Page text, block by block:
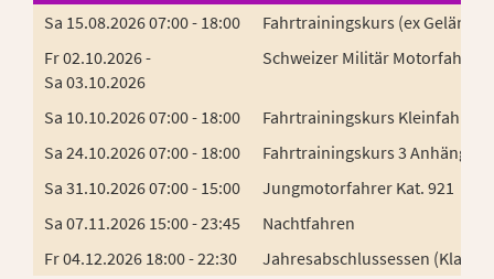
Sa 15.08.2026 07:00 - 18:00
Fahrtrainingskurs (ex
Fr 02.10.2026 -
Sa 03.10.2026
Schweizer Militär Motorfahrer
Sa 10.10.2026 07:00 - 18:00
Fahrtrainingskurs
Sa 24.10.2026 07:00 - 18:00
Fahrtrainingskurs 3 Anhänger
Sa 31.10.2026 07:00 - 15:00
Jungmotorfahrer Kat. 921
Sa 07.11.2026 15:00 - 23:45
Nachtfahren
Fr 04.12.2026 18:00 - 22:30
Jahresabschlussessen